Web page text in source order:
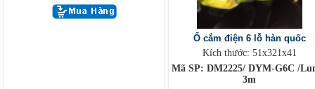
Ổ cắm điện 6 lỗ hàn quốc
Kích thước: 51x321x41
Mã SP: DM2225/ DYM-G6C /
3m